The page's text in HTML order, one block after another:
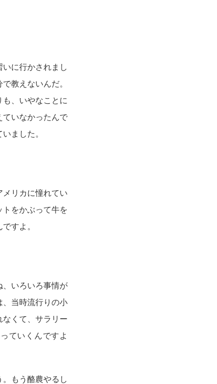
に行かされまし
教えないんだ。
、いやなことに
ていなかったんで
ました。
リカに憧れてい
をかぶって牛を
すよ。
、いろいろ事情が
、当時流行りの小
くて、サラリー
ていくんですよ
もう酪農やるし